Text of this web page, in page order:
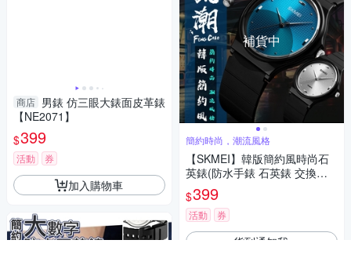
商店 男錶 仿三眼大錶面皮革錶
【NE2071】
$399
活動 券
加入購物車
補貨中
簡約時尚，潮流風格
【SKMEI】韓版簡約風時尚石
英錶(防水手錶 石英錶 交換禮
物 手錶 考試手錶 簡約手錶/142
1)
$399
活動 券
貨到通知我